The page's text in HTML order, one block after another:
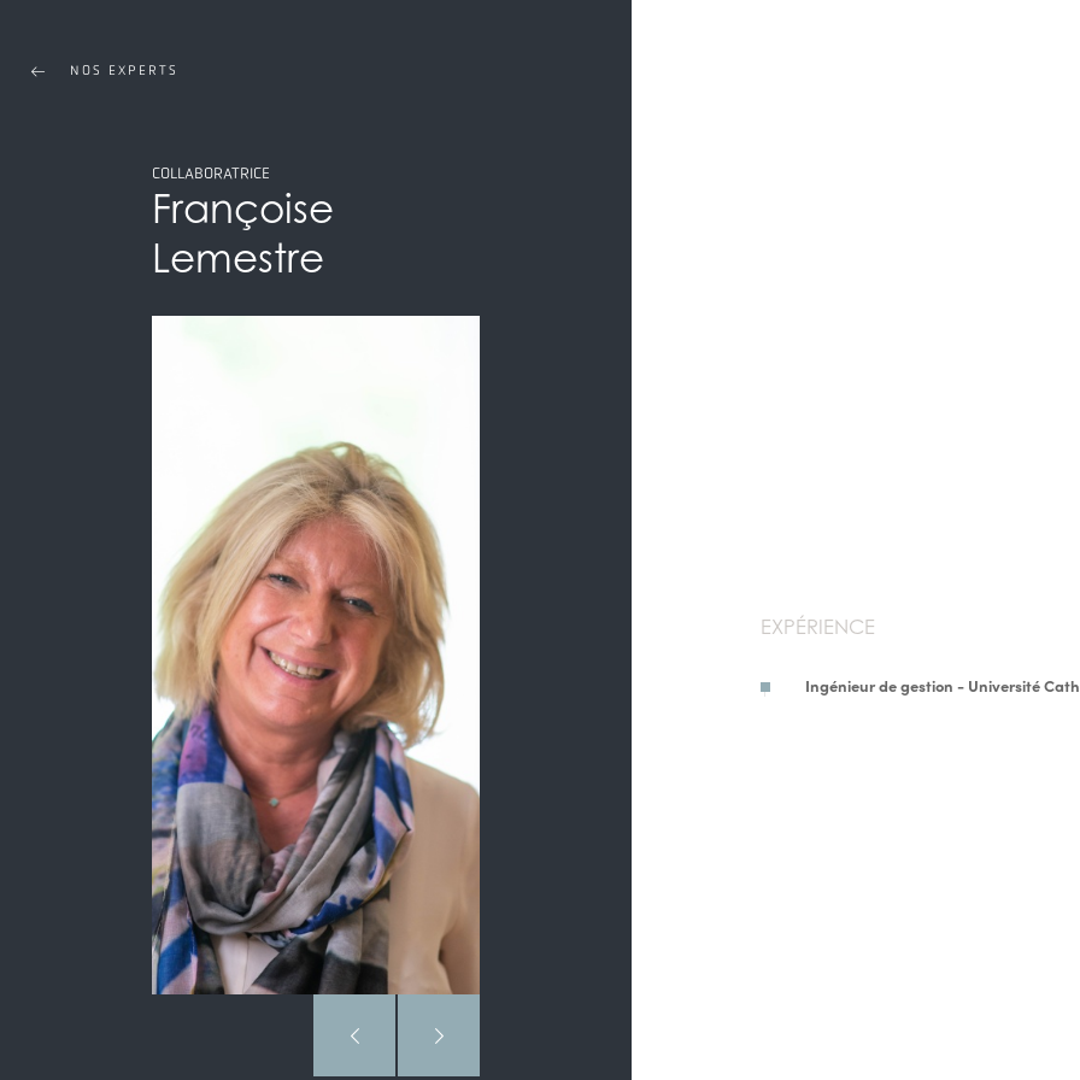
NOS EXPERTS
COLLABORATRICE
Françoise
Lemestre
EXPÉRIENCE
Ingénieur de gestion - Université